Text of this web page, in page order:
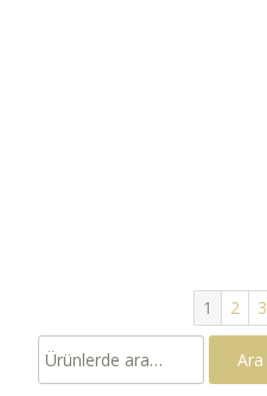
1 2 3
Ara:
Ara